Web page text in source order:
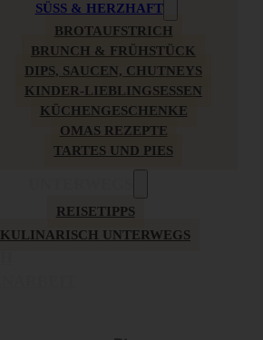
SÜSS & HERZHAFT
BROTAUFSTRICH
BRUNCH & FRÜHSTÜCK
DIPS, SAUCEN, CHUTNEYS
KINDER-LIEBLINGSESSEN
KÜCHENGESCHENKE
OMAS REZEPTE
TARTES UND PIES
REISETIPPS
KULINARISCH UNTERWEGS